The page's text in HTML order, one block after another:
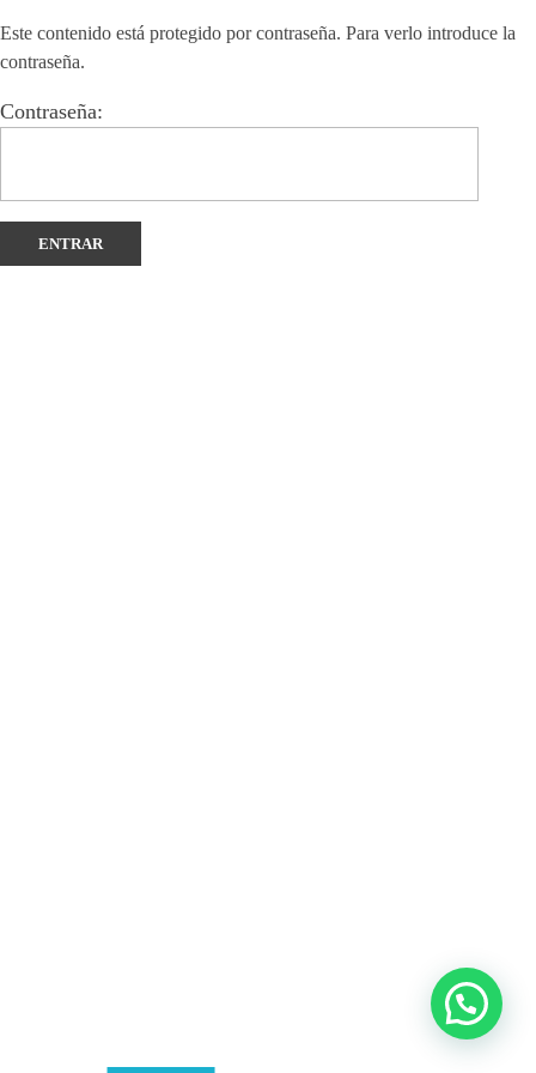
Este contenido está protegido por contraseña. Para verlo introduce la
contraseña.
Contraseña: